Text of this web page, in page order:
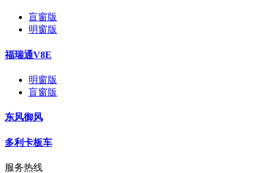
盲窗版
明窗版
福瑞通V8E
明窗版
盲窗版
东风御风
多利卡板车
服务热线